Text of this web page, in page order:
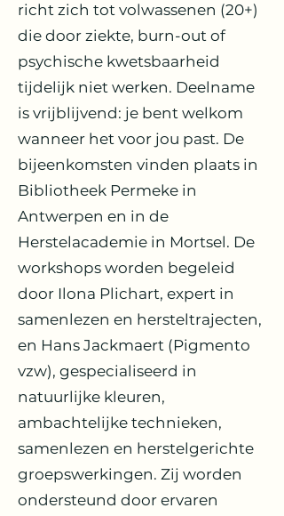
richt zich tot volwassenen (20+)
die door ziekte, burn-out of
psychische kwetsbaarheid
tijdelijk niet werken. Deelname
is vrijblijvend: je bent welkom
wanneer het voor jou past. De
bijeenkomsten vinden plaats in
Bibliotheek Permeke in
Antwerpen en in de
Herstelacademie in Mortsel. De
workshops worden begeleid
door Ilona Plichart, expert in
samenlezen en hersteltrajecten,
en Hans Jackmaert (Pigmento
vzw), gespecialiseerd in
natuurlijke kleuren,
ambachtelijke technieken,
samenlezen en herstelgerichte
groepswerkingen. Zij worden
ondersteund door ervaren